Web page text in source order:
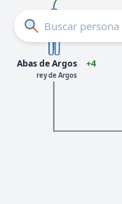
Abas de Argos
rey de Argos
+4